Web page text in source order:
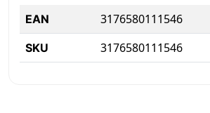
EAN 3176580111546
SKU 3176580111546